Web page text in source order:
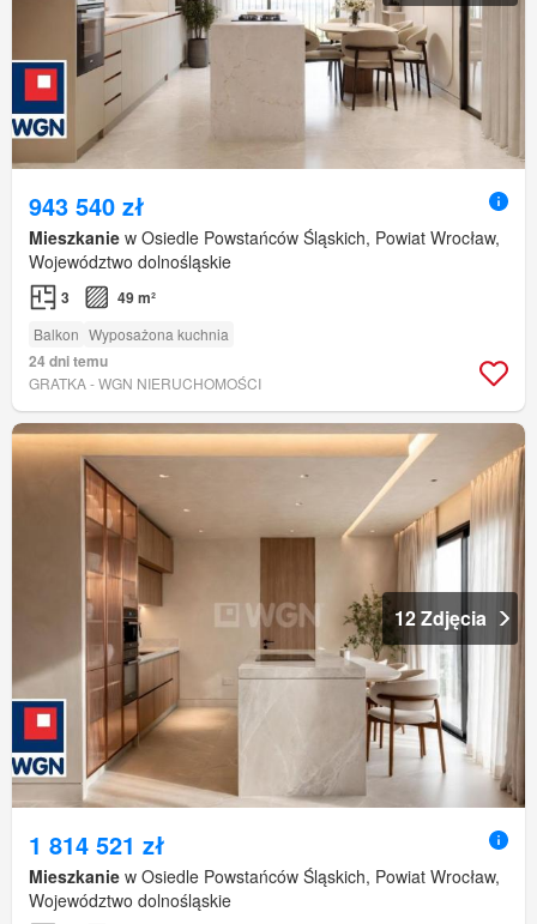
943 540 zł
Mieszkanie w Osiedle Powstańców Śląskich, Powiat Wrocław,
Województwo dolnośląskie
3 49 m²
Balkon Wyposażona kuchnia
24 dni temu
GRATKA - WGN NIERUCHOMOŚCI
12 Zdjęcia
1 814 521 zł
Mieszkanie w Osiedle Powstańców Śląskich, Powiat Wrocław,
Województwo dolnośląskie